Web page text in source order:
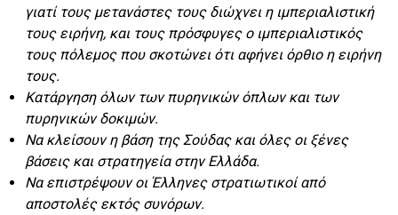
γιατί τους μετανάστες τους διώχνει η ιμπεριαλιστική
τους ειρήνη, και τους πρόσφυγες ο ιμπεριαλιστικός
τους πόλεμος που σκοτώνει ότι αφήνει όρθιο η ειρήνη
τους.
Κατάργηση όλων των πυρηνικών όπλων και των
πυρηνικών δοκιμών.
Να κλείσουν η βάση της Σούδας και όλες οι ξένες
βάσεις και στρατηγεία στην Ελλάδα.
Να επιστρέψουν οι Έλληνες στρατιωτικοί από
αποστολές εκτός συνόρων.